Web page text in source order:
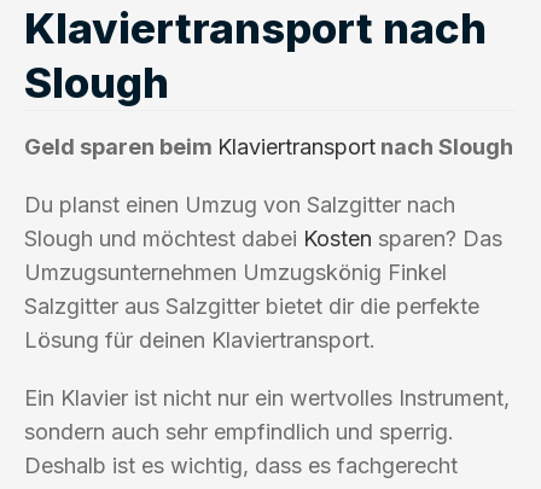
Klaviertransport nach
Slough
Geld sparen beim Klaviertransport nach Slough
Du planst einen Umzug von Salzgitter nach
Slough und möchtest dabei Kosten sparen? Das
Umzugsunternehmen Umzugskönig Finkel
Salzgitter aus Salzgitter bietet dir die perfekte
Lösung für deinen Klaviertransport.
Ein Klavier ist nicht nur ein wertvolles Instrument,
sondern auch sehr empfindlich und sperrig.
Deshalb ist es wichtig, dass es fachgerecht